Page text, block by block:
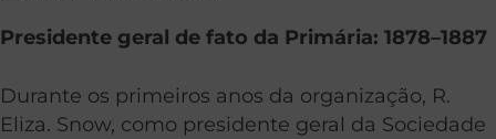
Presidente geral de fato da Primária: 1878–1887
Durante os primeiros anos da organização, R.
Eliza. Snow, como presidente geral da Sociedade